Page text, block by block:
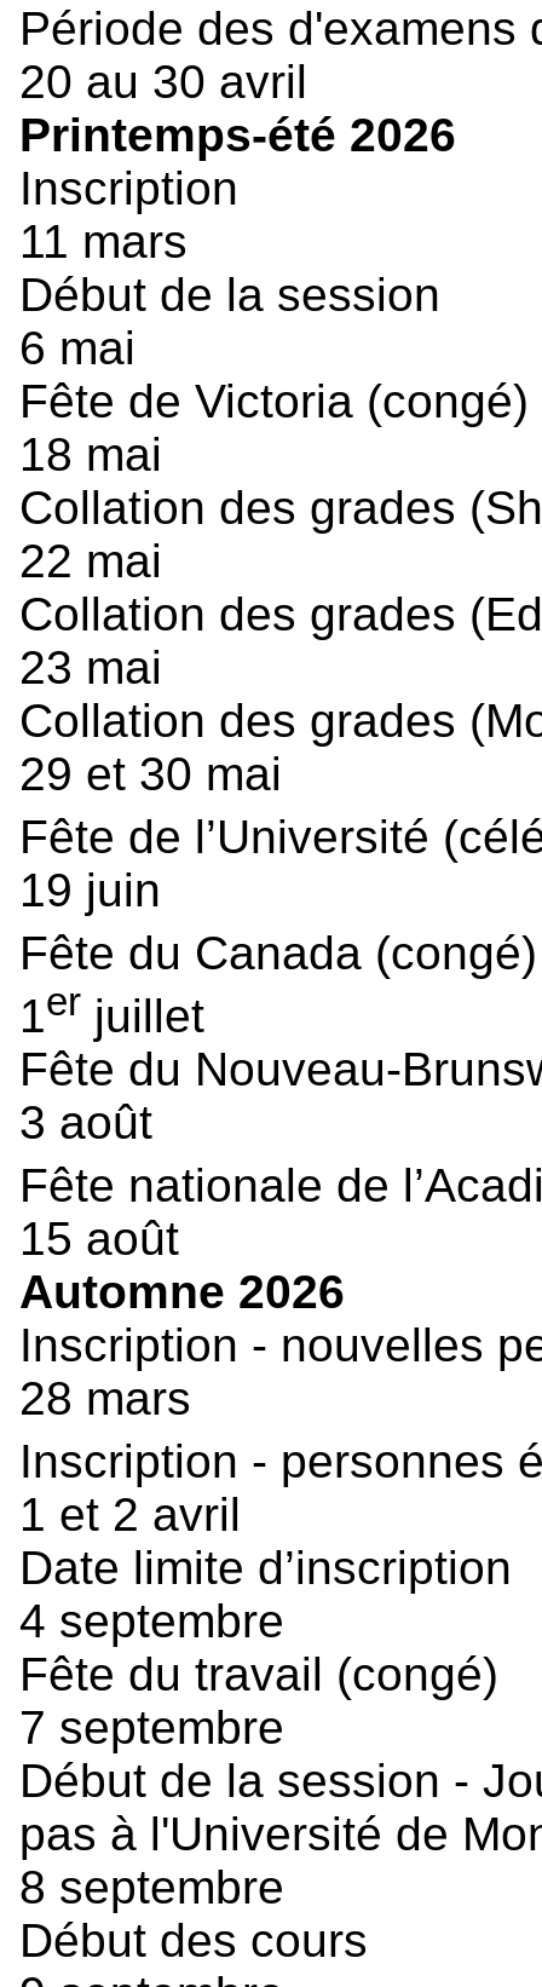
Période des d'examens
20 au 30 avril
Printemps-été 2026
Inscription
11 mars
Début de la session
6 mai
Fête de Victoria (congé)
18 mai
Collation des grades
22 mai
Collation des grades
23 mai
Collation des grades
29 et 30 mai
Fête de l’Université
19 juin
Fête du Canada
1er juillet
Fête du Nouveau-
3 août
Fête nationale de
15 août
Automne 2026
Inscription - nouvelles
28 mars
Inscription - personnes
1 et 2 avril
Date limite d’inscription
4 septembre
Fête du travail (congé)
7 septembre
Début de la session -
pas à l'Université de
8 septembre
Début des cours